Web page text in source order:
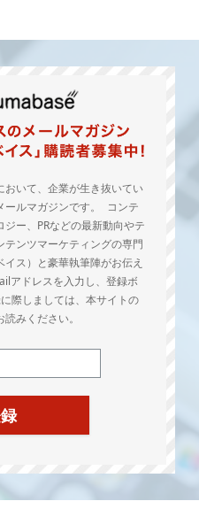
おいて、企業が生き抜いてい
ールマガジンです。 コンテ
ー、PRなどの最新動向やテ
ンツマーケティングの専門
ス）と豪華執筆陣がお伝え
アドレスを入力し、登録ボ
際しましては、本サイトの
読みください。